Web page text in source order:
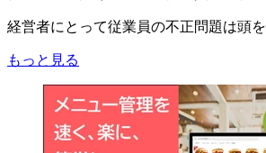
経営者にとって従業員の不正問題は頭
もっと見る